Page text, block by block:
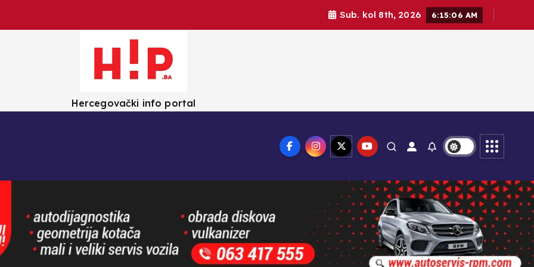
Sub. kol 8th, 2026 6:15:08 AM
Hercegovački info portal